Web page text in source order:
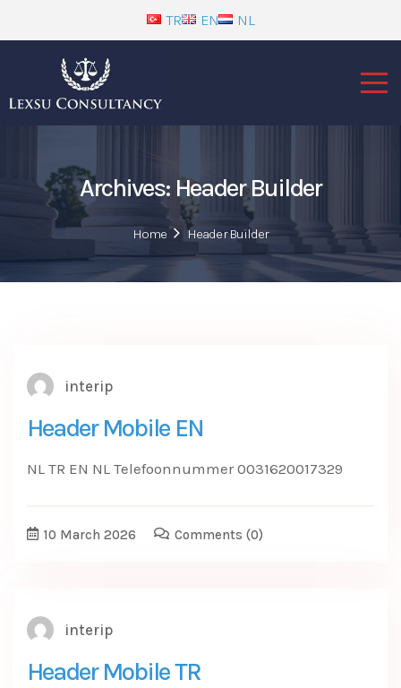
TR EN NL
Archives: Header Builder
Home Header Builder
interip
Header Mobile EN
NL TR EN NL Telefoonnummer 0031620017329
10 March 2026 Comments (0)
interip
Header Mobile TR